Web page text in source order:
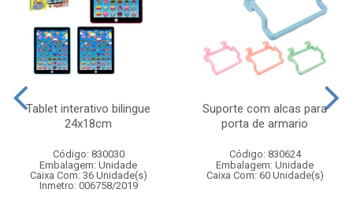
Tablet interativo bilingue
24x18cm
Código: 830030
Embalagem: Unidade
Caixa Com: 36 Unidade(s)
Inmetro: 006758/2019
Suporte com alcas para
porta de armario
Código: 830624
Embalagem: Unidade
Caixa Com: 60 Unidade(s)